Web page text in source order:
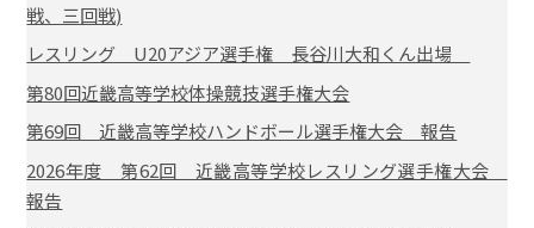
戦、三回戦)
レスリング U20アジア選手権 長谷川大和くん出場
第80回近畿高等学校体操競技選手権大会
第69回 近畿高等学校ハンドボール選手権大会 報告
2026年度 第62回 近畿高等学校レスリング選手権大会
報告